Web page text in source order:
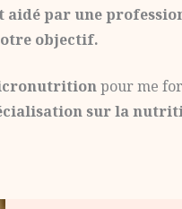
par une
objectif.
pour me
sur la